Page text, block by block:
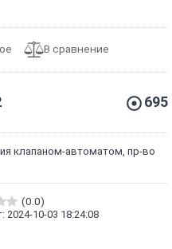
695
клапаном-автоматом, пр-во
(0.0)
10-03 18:24:08